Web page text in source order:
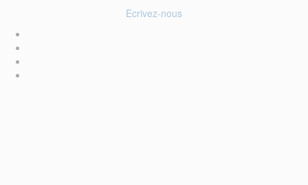
Ecrivez-nous